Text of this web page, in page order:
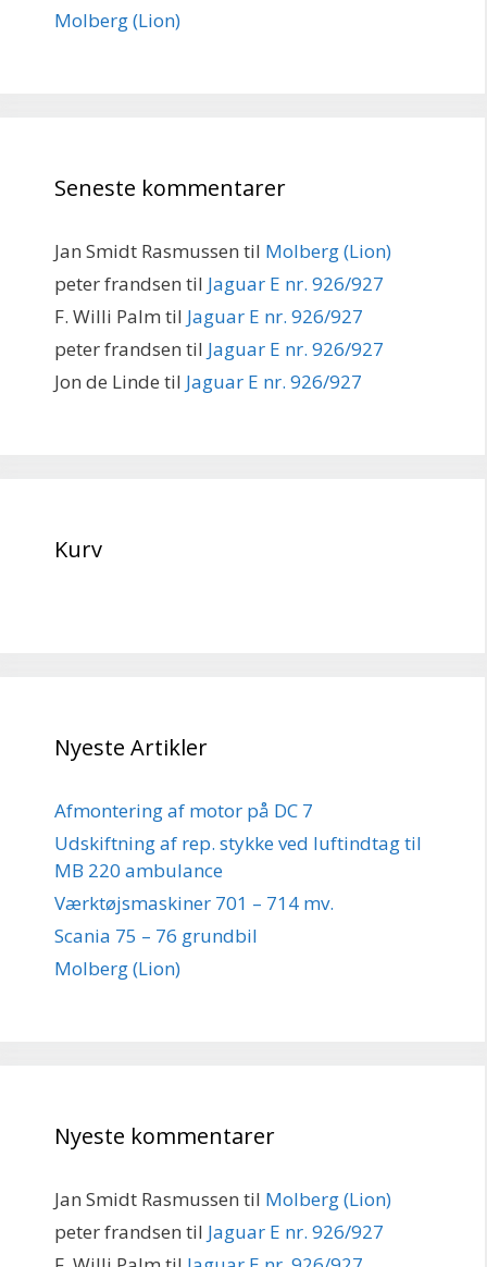
Molberg (Lion)
Seneste kommentarer
Jan Smidt Rasmussen til Molberg (Lion)
peter frandsen til Jaguar E nr. 926/927
F. Willi Palm til Jaguar E nr. 926/927
peter frandsen til Jaguar E nr. 926/927
Jon de Linde til Jaguar E nr. 926/927
Kurv
Nyeste Artikler
Afmontering af motor på DC 7
Udskiftning af rep. stykke ved luftindtag til
MB 220 ambulance
Værktøjsmaskiner 701 – 714 mv.
Scania 75 – 76 grundbil
Molberg (Lion)
Nyeste kommentarer
Jan Smidt Rasmussen til Molberg (Lion)
peter frandsen til Jaguar E nr. 926/927